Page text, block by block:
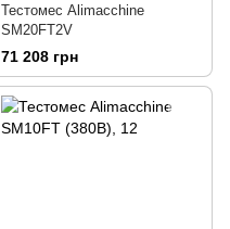
Тестомес Alimacchine
SM20FT2V
71 208 грн